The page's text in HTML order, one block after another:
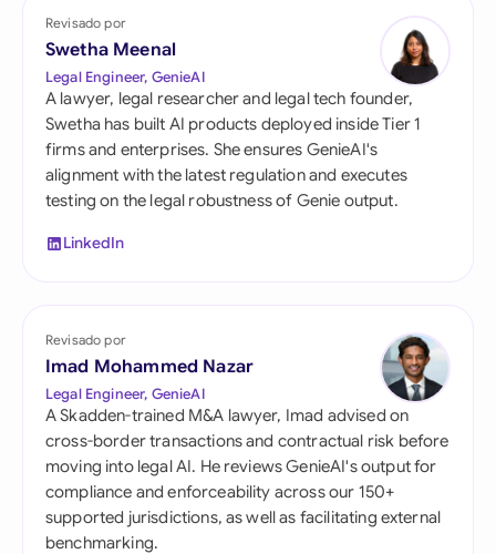
Revisado por
Swetha Meenal
Legal Engineer, GenieAI
A lawyer, legal researcher and legal tech founder,
Swetha has built AI products deployed inside Tier 1
firms and enterprises. She ensures GenieAI's
alignment with the latest regulation and executes
testing on the legal robustness of Genie output.
LinkedIn
Revisado por
Imad Mohammed Nazar
Legal Engineer, GenieAI
A Skadden-trained M&A lawyer, Imad advised on
cross-border transactions and contractual risk before
moving into legal AI. He reviews GenieAI's output for
compliance and enforceability across our 150+
supported jurisdictions, as well as facilitating external
benchmarking.